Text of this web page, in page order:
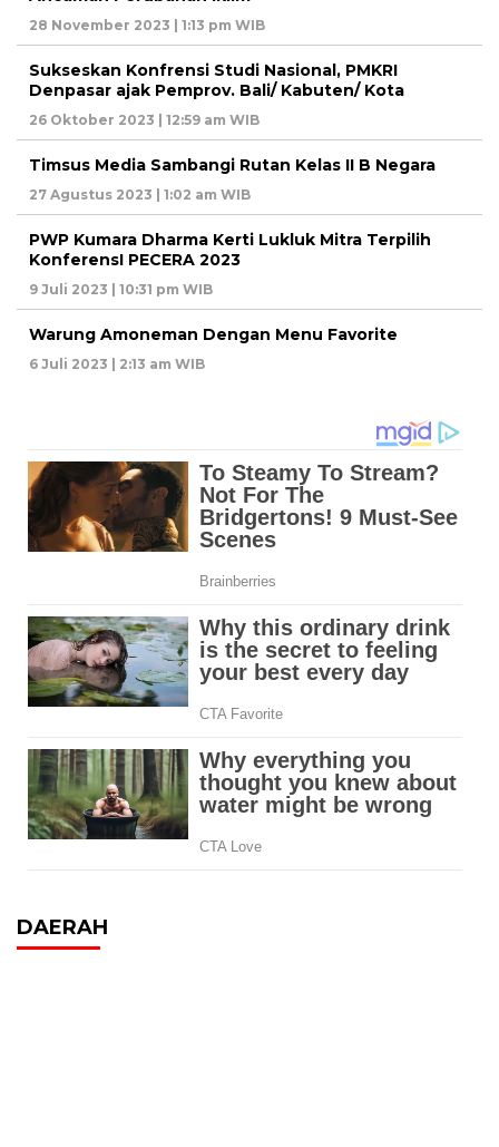
28 November 2023 | 1:13 pm WIB
Sukseskan Konfrensi Studi Nasional, PMKRI
Denpasar ajak Pemprov. Bali/ Kabuten/ Kota
26 Oktober 2023 | 12:59 am WIB
Timsus Media Sambangi Rutan Kelas II B Negara
27 Agustus 2023 | 1:02 am WIB
PWP Kumara Dharma Kerti Lukluk Mitra Terpilih
KonferensI PECERA 2023
9 Juli 2023 | 10:31 pm WIB
Warung Amoneman Dengan Menu Favorite
6 Juli 2023 | 2:13 am WIB
DAERAH